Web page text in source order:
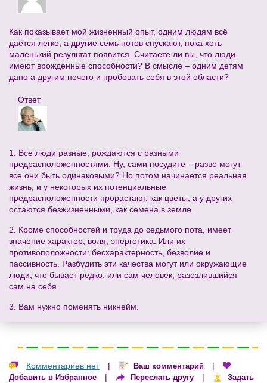
Как показывает мой жизненный опыт, одним людям всё
даётся легко, а другие семь потов спускают, пока хоть
маленький результат появится. Считаете ли вы, что люди
имеют врожденные способности? В смысле – одним детям
дано а другим нечего и пробовать себя в этой области?
Ответ
1. Все люди разные, рождаются с разными
предрасположенностями. Ну, сами посудите – разве могут
все они быть одинаковыми? Но потом начинается реальная
жизнь, и у некоторых их потенциальные
предрасположенности прорастают, как цветы, а у других
остаются безжизненными, как семена в земле.
2. Кроме способностей и труда до седьмого пота, имеет
значение характер, воля, энергетика. Или их
противоположности: бесхарактерность, безволие и
пассивность. Разбудить эти качества могут или окружающие
люди, что бывает редко, или сам человек, разозлившийся
сам на себя.
3. Вам нужно поменять никнейм.
Комментариев нет | Ваш комментарий |
Добавить в Избранное | Переслать другу |
Задать